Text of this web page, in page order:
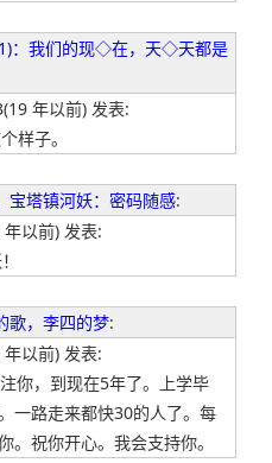
：我们的现◇在，天◇天都是
年以前) 发表:
样子。
宝塔镇河妖：密码随感:
以前) 发表:
歌，李四的梦:
以前) 发表:
你，到现在5年了。上学毕
一路走来都快30的人了。每
。祝你开心。我会支持你。